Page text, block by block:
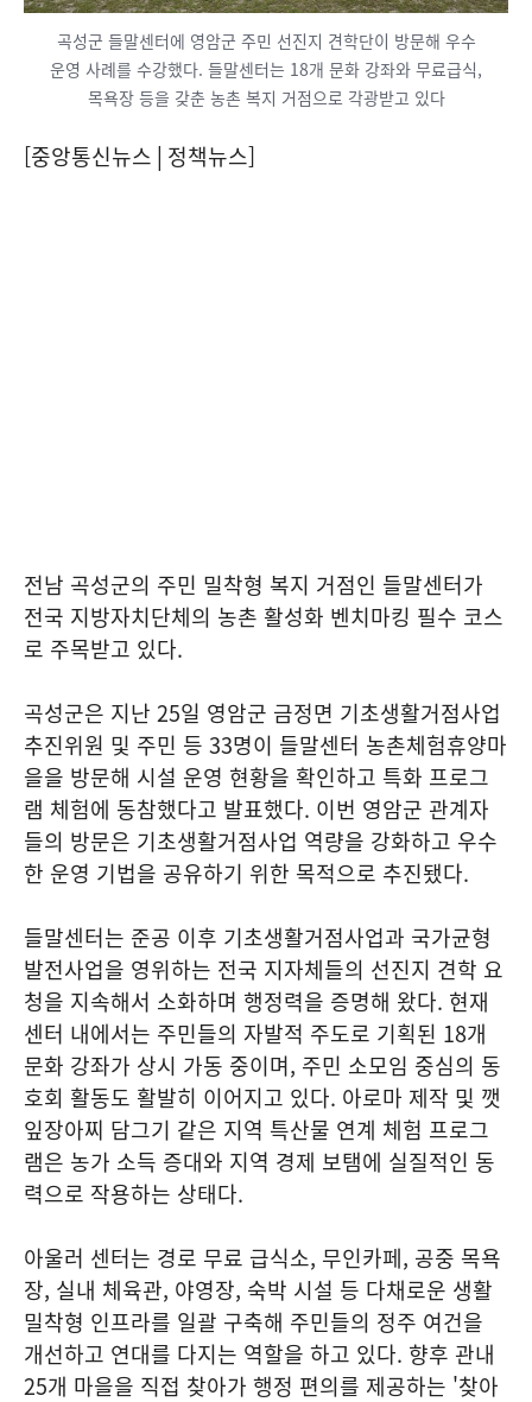
곡성군 들말센터에 영암군 주민 선진지 견학단이 방문해 우수
운영 사례를 수강했다. 들말센터는 18개 문화 강좌와 무료급식,
목욕장 등을 갖춘 농촌 복지 거점으로 각광받고 있다
[중앙통신뉴스│정책뉴스]
전남 곡성군의 주민 밀착형 복지 거점인 들말센터가
전국 지방자치단체의 농촌 활성화 벤치마킹 필수 코스
로 주목받고 있다.
곡성군은 지난 25일 영암군 금정면 기초생활거점사업
추진위원 및 주민 등 33명이 들말센터 농촌체험휴양마
을을 방문해 시설 운영 현황을 확인하고 특화 프로그
램 체험에 동참했다고 발표했다. 이번 영암군 관계자
들의 방문은 기초생활거점사업 역량을 강화하고 우수
한 운영 기법을 공유하기 위한 목적으로 추진됐다.
들말센터는 준공 이후 기초생활거점사업과 국가균형
발전사업을 영위하는 전국 지자체들의 선진지 견학 요
청을 지속해서 소화하며 행정력을 증명해 왔다. 현재
센터 내에서는 주민들의 자발적 주도로 기획된 18개
문화 강좌가 상시 가동 중이며, 주민 소모임 중심의 동
호회 활동도 활발히 이어지고 있다. 아로마 제작 및 깻
잎장아찌 담그기 같은 지역 특산물 연계 체험 프로그
램은 농가 소득 증대와 지역 경제 보탬에 실질적인 동
력으로 작용하는 상태다.
아울러 센터는 경로 무료 급식소, 무인카페, 공중 목욕
장, 실내 체육관, 야영장, 숙박 시설 등 다채로운 생활
밀착형 인프라를 일괄 구축해 주민들의 정주 여건을
개선하고 연대를 다지는 역할을 하고 있다. 향후 관내
25개 마을을 직접 찾아가 행정 편의를 제공하는 '찾아